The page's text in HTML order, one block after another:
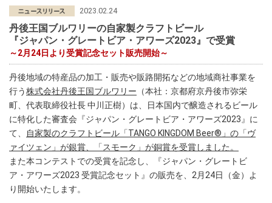
2023.02.24
丹後王国ブルワリーの自家製クラフトビール
『ジャパン・グレートビア・アワーズ2023』で受賞
～2月24日より受賞記念セット販売開始～
丹後地域の特産品の加工・販売や販路開拓などの地域商社事業を
行う株式会社丹後王国ブルワリー （本社：京都府京丹後市弥栄
町、代表取締役社長 中川正樹）は、日本国内で醸造されるビール
に特化した審査会『ジャパン・グレートビア・アワーズ2023』に
て、
自家製のクラフトビール「TANGO KINGDOM Beer®」の「ヴ
ァイツェン」が銀賞、「スモーク」が銅賞を受賞しました。
また本コンテストでの受賞を記念し、『ジャパン・グレートビ
ア・アワーズ2023 受賞記念セット』の販売を、2月24日（金）よ
り開始いたします。